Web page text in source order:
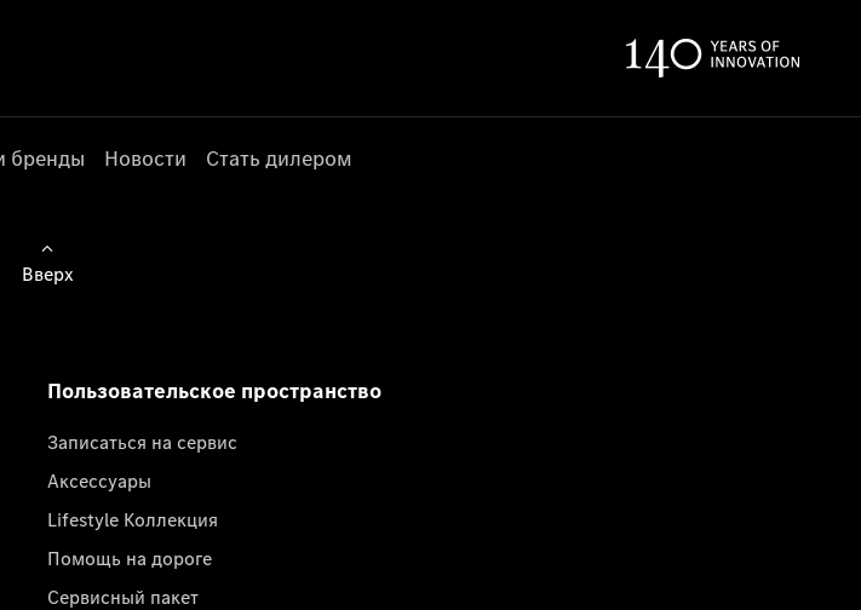
бренды Новости Стать дилером
Вверх
Пользовательское пространство
Записаться на сервис
Аксессуары
Lifestyle Коллекция
Помощь на дороге
Сервисный пакет